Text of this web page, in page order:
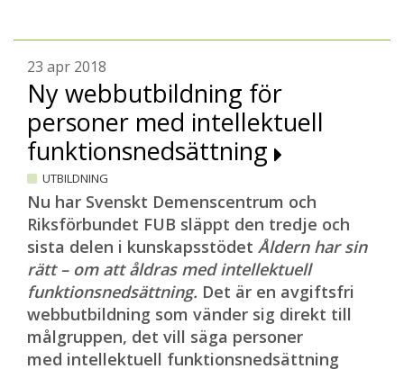
23 apr 2018
Ny webbutbildning för
personer med intellektuell
funktionsnedsättning
UTBILDNING
Nu har Svenskt Demenscentrum och
Riksförbundet FUB släppt den tredje och
sista delen i kunskapsstödet Åldern har sin
rätt – om att åldras med intellektuell
funktionsnedsättning. Det är en avgiftsfri
webbutbildning som vänder sig direkt till
målgruppen, det vill säga personer
med intellektuell funktionsnedsättning